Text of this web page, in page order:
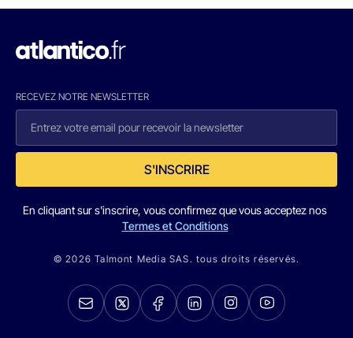
RECEVEZ NOTRE NEWSLETTER
S'INSCRIRE
En cliquant sur s'inscrire, vous confirmez que vous acceptez nos
Termes et Conditions
© 2026 Talmont Media SAS. tous droits réservés.